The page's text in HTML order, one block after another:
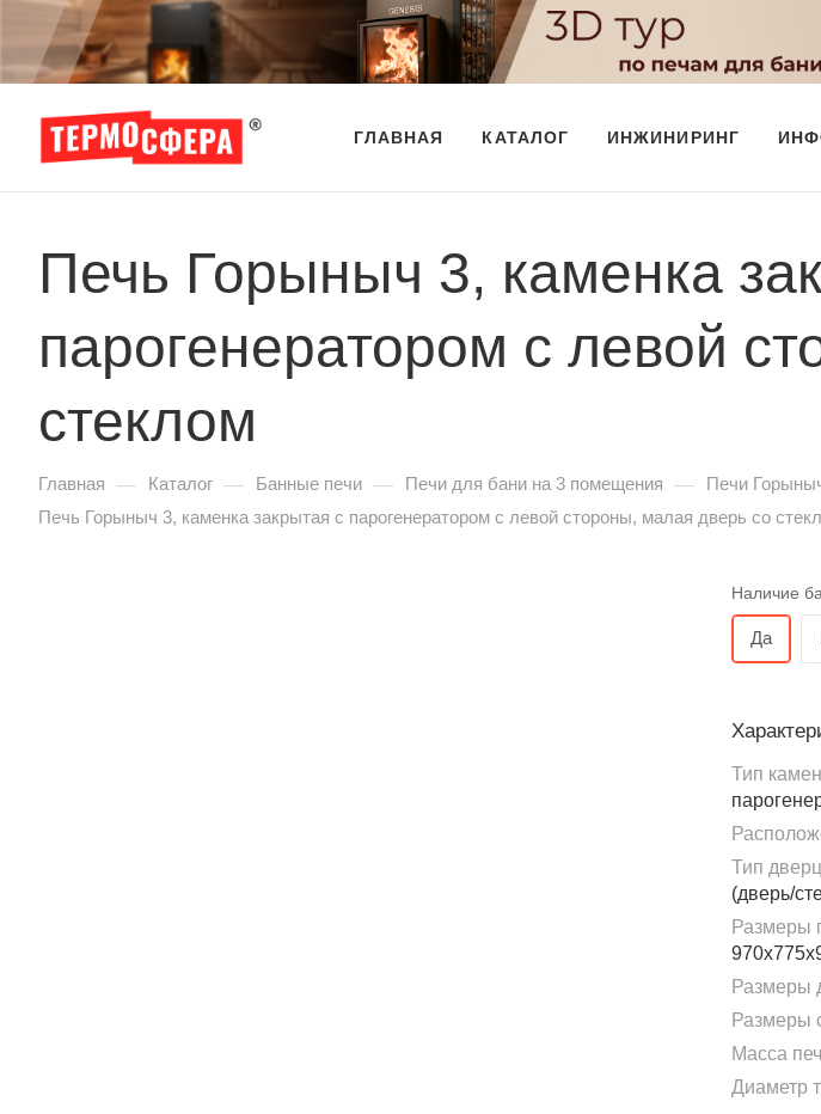
ГЛАВНАЯ КАТАЛОГ ИНЖИНИРИНГ
Печь Горыныч 3, каменка
парогенератором с левой
стеклом
Главная — Каталог — Банные печи — Печи для бани на 3 помещения — Печи
Печь Горыныч 3, каменка закрытая с парогенератором с левой стороны, малая дверь со
Наличие
Да
Тип
Тип
(дверь/
Размеры
Размеры
Размеры
Масса
Диаметр